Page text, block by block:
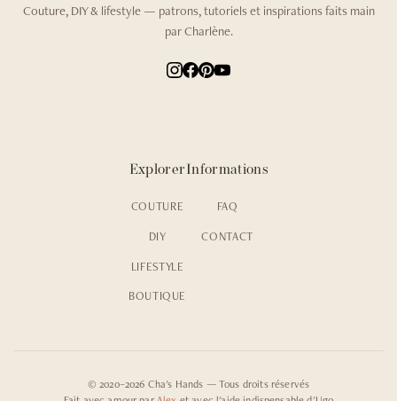
Couture, DIY & lifestyle — patrons, tutoriels et inspirations faits main
par Charlène.
Explorer
COUTURE
DIY
LIFESTYLE
BOUTIQUE
Informations
FAQ
CONTACT
© 2020–2026 Cha's Hands — Tous droits réservés